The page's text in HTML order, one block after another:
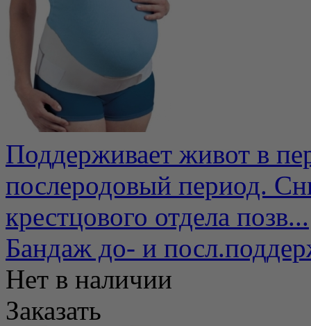
Поддерживает живот в
послеродовый период.
крестцового отдела позв...
Бандаж до- и
Нет в наличии
Заказать